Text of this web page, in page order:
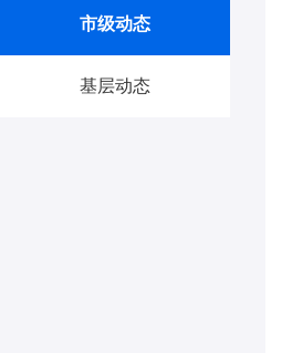
市级动态
基层动态